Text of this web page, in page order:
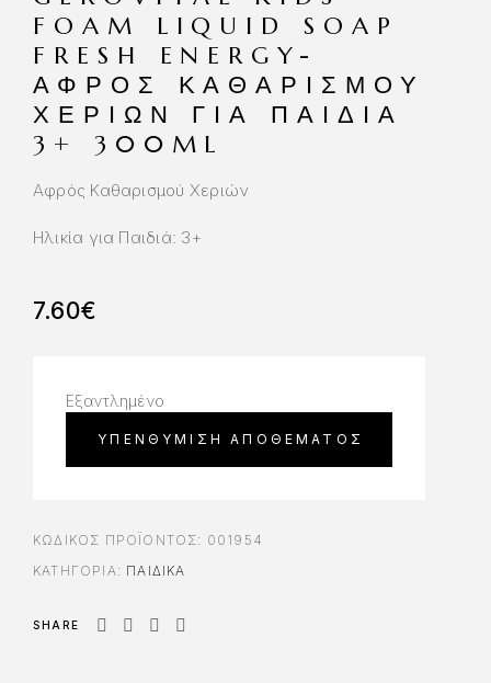
FOAM LIQUID SOAP
FRESH ENERGY-
ΑΦΡΌΣ ΚΑΘΑΡΙΣΜΟΎ
ΧΕΡΙΏΝ ΓΙΑ ΠΑΙΔΙΆ
3+ 300ML
Αφρός Καθαρισμού Χεριών
Ηλικία για Παιδιά: 3+
7.60€
Εξαντλημένο
ΚΩΔΙΚΌΣ ΠΡΟΪΌΝΤΟΣ: 001954
ΚΑΤΗΓΟΡΊΑ: ΠΑΙΔΙΚΑ
SHARE